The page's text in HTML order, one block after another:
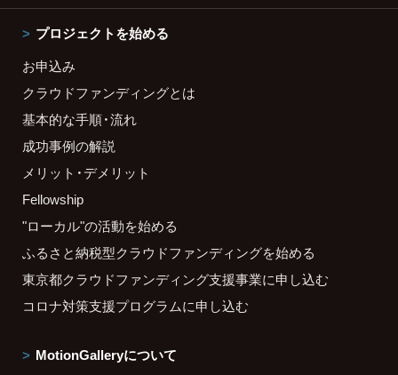
プロジェクトを始める
お申込み
クラウドファンディングとは
基本的な手順・流れ
成功事例の解説
メリット・デメリット
Fellowship
"ローカル"の活動を始める
ふるさと納税型クラウドファンディングを始める
東京都クラウドファンディング支援事業に申し込む
コロナ対策支援プログラムに申し込む
MotionGalleryについて